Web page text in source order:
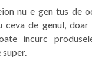
nu e gen tus de
ceva de genul, doar
incurc
super.